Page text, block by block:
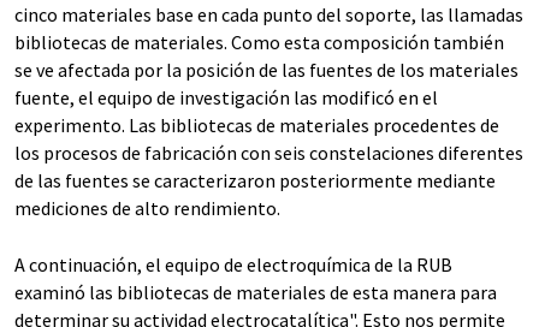
cinco materiales base en cada punto del soporte, las llamadas
bibliotecas de materiales. Como esta composición también
se ve afectada por la posición de las fuentes de los materiales
fuente, el equipo de investigación las modificó en el
experimento. Las bibliotecas de materiales procedentes de
los procesos de fabricación con seis constelaciones diferentes
de las fuentes se caracterizaron posteriormente mediante
mediciones de alto rendimiento.
A continuación, el equipo de electroquímica de la RUB
examinó las bibliotecas de materiales de esta manera para
determinar su actividad electrocatalítica". Esto nos permite